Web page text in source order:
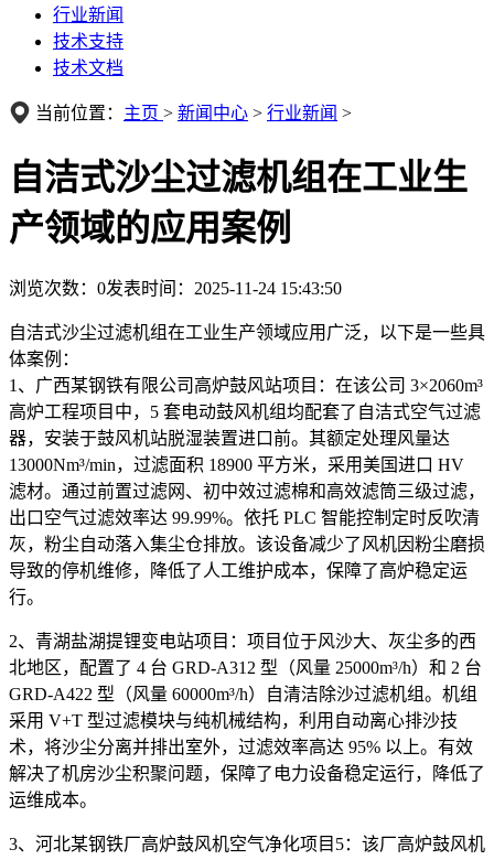
行业新闻
技术支持
技术文档
当前位置： 主页 > 新闻中心 > 行业新闻 >
自洁式沙尘过滤机组在工业生
产领域的应用案例
浏览次数： 0发表时间：2025-11-24 15:43:50
自洁式沙尘过滤机组在工业生产领域应用广泛，以下是一些具
体案例：
1、广西某钢铁有限公司高炉鼓风站项目：在该公司 3×2060m³
高炉工程项目中，5 套电动鼓风机组均配套了自洁式空气过滤
器，安装于鼓风机站脱湿装置进口前。其额定处理风量达
13000Nm³/min，过滤面积 18900 平方米，采用美国进口 HV
滤材。通过前置过滤网、初中效过滤棉和高效滤筒三级过滤，
出口空气过滤效率达 99.99%。依托 PLC 智能控制定时反吹清
灰，粉尘自动落入集尘仓排放。该设备减少了风机因粉尘磨损
导致的停机维修，降低了人工维护成本，保障了高炉稳定运
行。
2、青湖盐湖提锂变电站项目：项目位于风沙大、灰尘多的西
北地区，配置了 4 台 GRD-A312 型（风量 25000m³/h）和 2 台
GRD-A422 型（风量 60000m³/h）自清洁除沙过滤机组。机组
采用 V+T 型过滤模块与纯机械结构，利用自动离心排沙技
术，将沙尘分离并排出室外，过滤效率高达 95% 以上。有效
解决了机房沙尘积聚问题，保障了电力设备稳定运行，降低了
运维成本。
3、河北某钢铁厂高炉鼓风机空气净化项目5：该厂高炉鼓风机